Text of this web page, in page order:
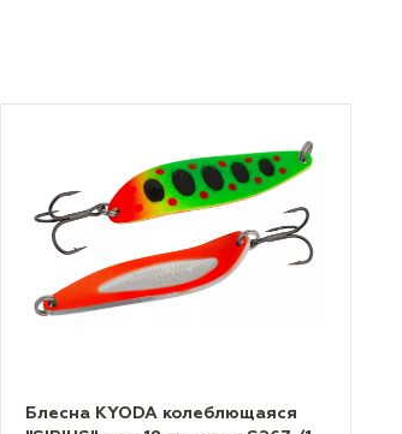
Блесна KYODA колеблющаяся